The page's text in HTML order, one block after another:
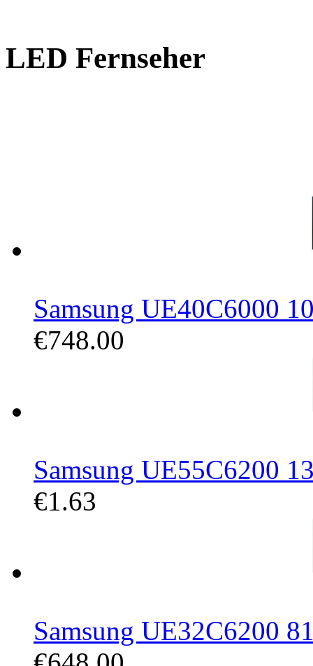
LED Fernseher
Samsung UE40C6000
€748.00
Samsung UE55C6200
€1.63
Samsung UE32C6200